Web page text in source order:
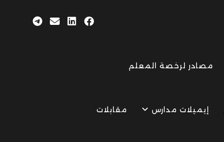
مصادر لرخصة المعلم
إيميلات مدارس مقابلات